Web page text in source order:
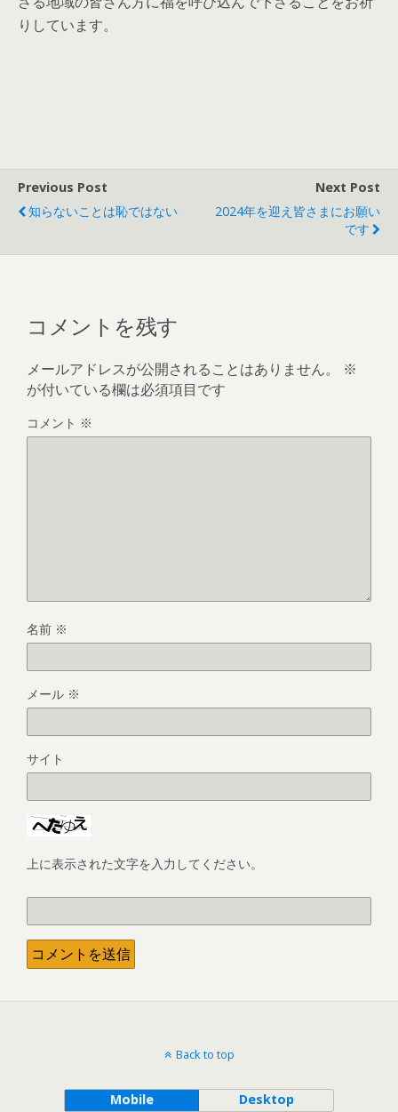
りしています。
Previous Post
知らないことは恥ではない
Next Post
2024年を迎え皆さまにお願い
です
コメントを残す
メールアドレスが公開されることはありません。
※
が付いている欄は必須項目です
コメント ※
名前 ※
メール ※
サイト
上に表示された文字を入力してください。
Back to top
Mobile Desktop